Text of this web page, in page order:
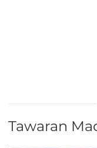
Tawaran